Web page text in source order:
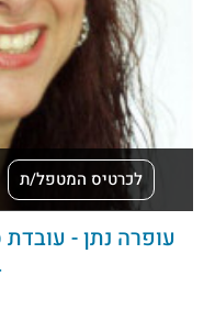
לכרטיס המטפל/ת
עופרה נתן -